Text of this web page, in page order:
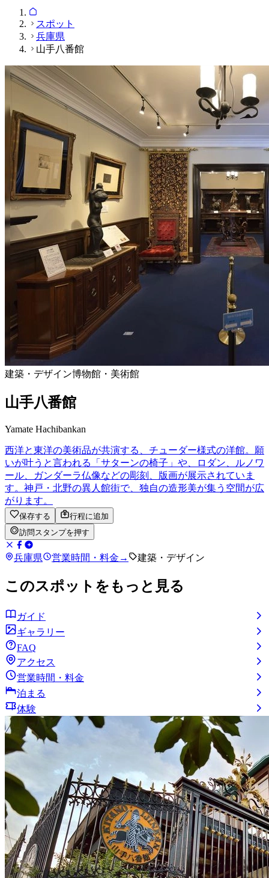
スポット
兵庫県
山手八番館
建築・デザイン博物館・美術館
山手八番館
Yamate Hachibankan
西洋と東洋の美術品が共演する、チューダー様式の洋館。願
いが叶うと言われる「サターンの椅子」や、ロダン、ルノワ
ール、ガンダーラ仏像などの彫刻、版画が展示されていま
す。神戸・北野の異人館街で、独自の造形美が集う空間が広
がります。
保存する
行程に追加
訪問スタンプを押す
兵庫県 営業時間・料金 → 建築・デザイン
このスポットをもっと見る
ガイド
ギャラリー
FAQ
アクセス
営業時間・料金
泊まる
体験